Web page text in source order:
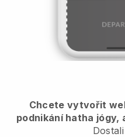
Chcete vytvořit
podnikání hatha jógy,